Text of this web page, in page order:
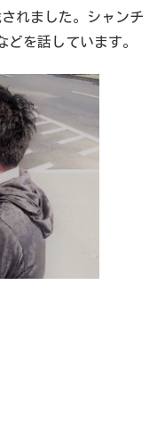
れました。シャンチ
を話しています。